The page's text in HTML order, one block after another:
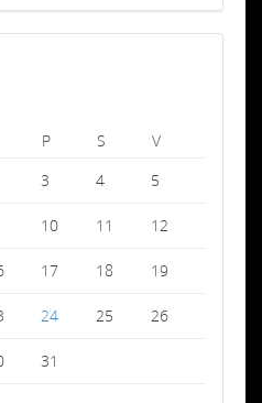
P S
V
3 4 5
10 11 12
17 18 19
24 25 26
31